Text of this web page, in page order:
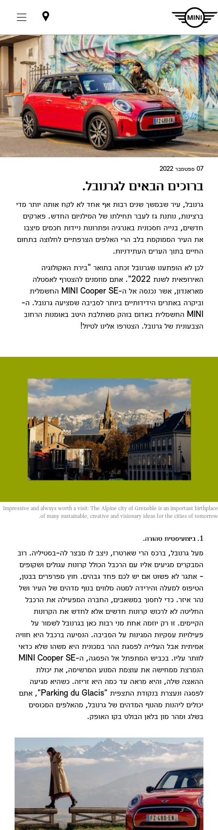
אולמות
תצוגה
07 ספטמבר 2022
ברוכים הבאים לגרנובל.
גרנובל, עיר שבמשך שנים רבות אף אחד לא לקח אותה יותר מדי
ברצינות, נותנת גז לעבר תחילתו של המילניום החדש. פארקים
חדשים, בנייה חסכונית באנרגיה ופתרונות ניידות חכמים מיצבו
את העיר הממוקמת בלב הרי האלפים הצרפתיים לחלוצה בתחום
החיים בתוך הערים העתידניות.
לכן לא הופתענו שגרנובל זכתה בתואר "בירת האקולוגיה
האירופאית לשנת 2022". אתם מוזמנים להצטרף לאסטלה
מאראנדון, אשר נכנסה אל ה-MINI Cooper SE החשמלית
וביקרה באתרים הידידותיים ביותר לסביבה שמציעה גרנובל. ה-
MINI החשמלית באדום בוהק משתלבת היטב באומנות הרחוב
הצבעונית של גרנובל. הצטרפו אלינו לטיול!
Impressive and always worth a visit: The Alpine city of Grenoble is an important birthplace
of many sustainable, creative and visionary ideas for the cities of tomorrow.
1. ביצועיסטית טהורה.
מעל גרנובל, ברכס הרי שארטרז, ניצב לו מבצר לה-בסטיליה. רוב
המבקרים מגיעים אליו עם הרכבל הכולל קרונות עגולים ושקופים
- אתגר לא פשוט אם יש לכם פחד גבהים. חוץ מפרפרים בבטן,
הטיפוס למעלה והירידה למטה מלווים בנוף מדהים של העיר ושל
נהר איזר. כדי לחסוך במשאבים, החברה המפעילה את הרכבל
החליטה לא לרכוש קרונות חדשים אלא לחדש את הקרונות
הקיימים. זו רק יוזמה אחת מני רבות כאן בגרנובל לשמור על
פעילויות עסקיות המגינות על הסביבה. הנסיעה ברכבל היא חוויה
אמיתית אבל העלייה לפסגת ההר במכונית היא משהו שלא כדאי
לוותר עליו. בכביש המתפתל אל הפסגה, ה-MINI Cooper SE
הנמרצת ממחישה את עוצמת המנוע המרשימה, את יכולת
ההאצה שלה, והיא מראה עד כמה היא זריזה. כשהיא מגיעה
לפסגה ונעצרת בנקודת התצפית "Parking du Glacis", אתם
יכולים ליהנות מהנוף המדהים של גרנובל, מהאלפים המכוסים
בשלג ומהר מון בלאן הבולט בקו האופק.